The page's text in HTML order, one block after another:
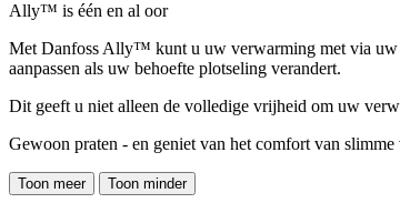
Ally™ is één en al oor
Met Danfoss Ally™ kunt u uw verwarming met via uw
aanpassen als uw behoefte plotseling verandert.
Dit geeft u niet alleen de volledige vrijheid om uw
Gewoon praten - en geniet van het comfort van
Toon meer Toon minder